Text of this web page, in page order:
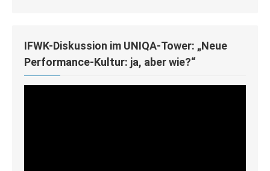
IFWK-Diskussion im UNIQA-Tower: „Neue
Performance-Kultur: ja, aber wie?“